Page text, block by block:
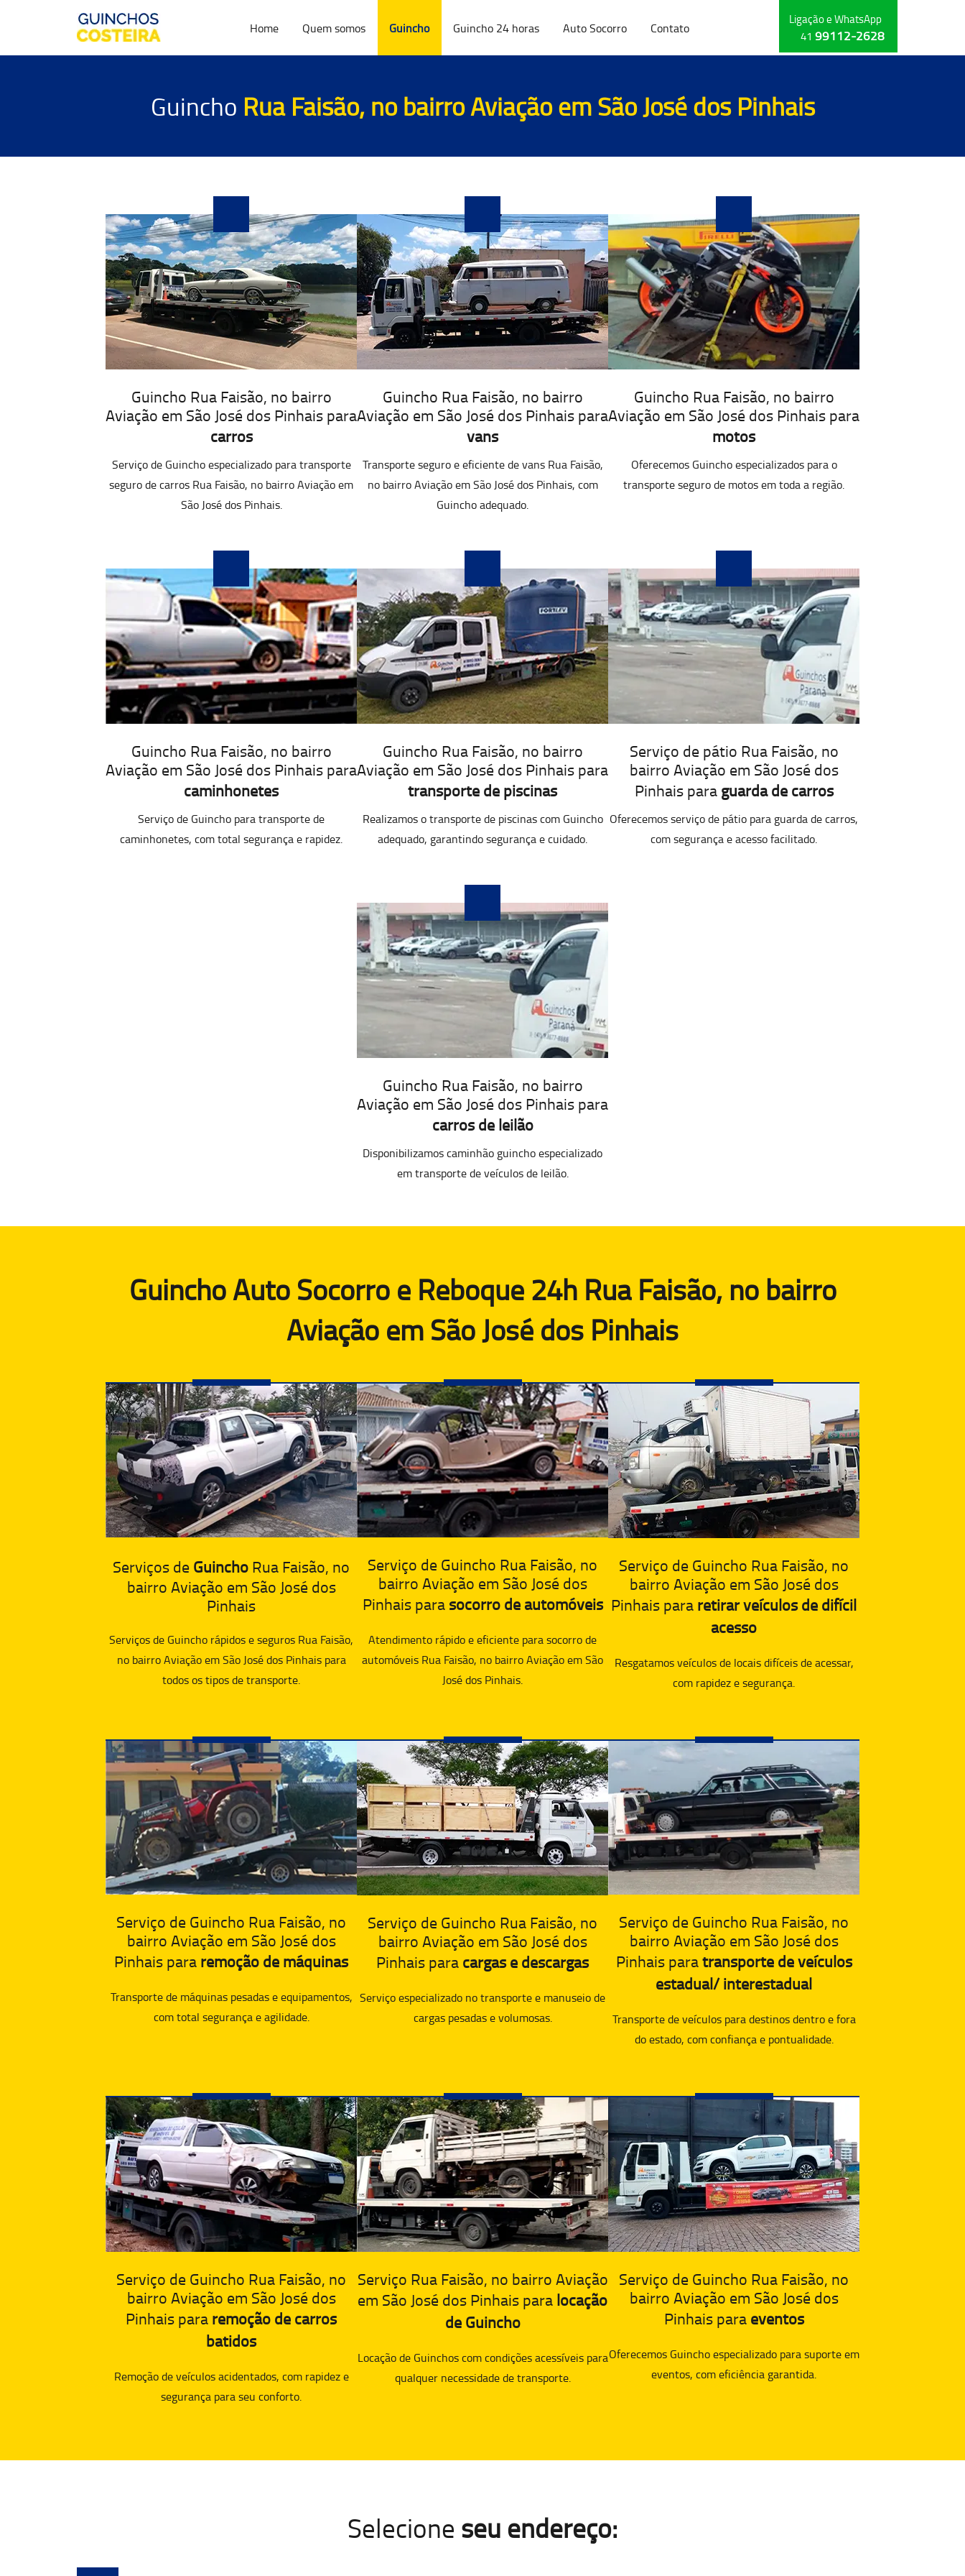
Home Quem somos Guincho Guincho 24 horas Auto Socorro Contato
Ligação e WhatsApp
41 99112-2628
Guincho Rua Faisão, no bairro Aviação em São José dos Pinhais
Guincho Rua Faisão, no bairro
Aviação em São José dos Pinhais para
carros
Serviço de Guincho especializado para transporte
seguro de carros Rua Faisão, no bairro Aviação em
São José dos Pinhais.
Guincho Rua Faisão, no bairro
Aviação em São José dos Pinhais para
vans
Transporte seguro e eficiente de vans Rua Faisão,
no bairro Aviação em São José dos Pinhais, com
Guincho adequado.
Guincho Rua Faisão, no bairro
Aviação em São José dos Pinhais para
motos
Oferecemos Guincho especializados para o
transporte seguro de motos em toda a região.
Guincho Rua Faisão, no bairro
Aviação em São José dos Pinhais para
caminhonetes
Serviço de Guincho para transporte de
caminhonetes, com total segurança e rapidez.
Guincho Rua Faisão, no bairro
Aviação em São José dos Pinhais para
transporte de piscinas
Realizamos o transporte de piscinas com Guincho
adequado, garantindo segurança e cuidado.
Serviço de pátio Rua Faisão, no
bairro Aviação em São José dos
Pinhais paraguarda de carros
Oferecemos serviço de pátio para guarda de carros,
com segurança e acesso facilitado.
Guincho Rua Faisão, no bairro
Aviação em São José dos Pinhais para
carros de leilão
Disponibilizamos caminhão guincho especializado
em transporte de veículos de leilão.
Guincho Auto Socorro e Reboque 24h Rua Faisão, no bairro
Aviação em São José dos Pinhais
Serviços deGuinchoRua Faisão, no
bairro Aviação em São José dos
Pinhais
Serviços de Guincho rápidos e seguros Rua Faisão,
no bairro Aviação em São José dos Pinhais para
todos os tipos de transporte.
Serviço de Guincho Rua Faisão, no
bairro Aviação em São José dos
Pinhais parasocorro de automóveis
Atendimento rápido e eficiente para socorro de
automóveis Rua Faisão, no bairro Aviação em São
José dos Pinhais.
Serviço de Guincho Rua Faisão, no
bairro Aviação em São José dos
Pinhais pararetirar veículos de difícil
acesso
Resgatamos veículos de locais difíceis de acessar,
com rapidez e segurança.
Serviço de Guincho Rua Faisão, no
bairro Aviação em São José dos
Pinhais pararemoção de máquinas
Transporte de máquinas pesadas e equipamentos,
com total segurança e agilidade.
Serviço de Guincho Rua Faisão, no
bairro Aviação em São José dos
Pinhais paracargas e descargas
Serviço especializado no transporte e manuseio de
cargas pesadas e volumosas.
Serviço de Guincho Rua Faisão, no
bairro Aviação em São José dos
Pinhais paratransporte de veículos
estadual/ interestadual
Transporte de veículos para destinos dentro e fora
do estado, com confiança e pontualidade.
Serviço de Guincho Rua Faisão, no
bairro Aviação em São José dos
Pinhais pararemoção de carros
batidos
Remoção de veículos acidentados, com rapidez e
segurança para seu conforto.
Serviço Rua Faisão, no bairro Aviação
em São José dos Pinhais paralocação
de Guincho
Locação de Guinchos com condições acessíveis para
qualquer necessidade de transporte.
Serviço de Guincho Rua Faisão, no
bairro Aviação em São José dos
Pinhais paraeventos
Oferecemos Guincho especializado para suporte em
eventos, com eficiência garantida.
Selecione seu endereço: